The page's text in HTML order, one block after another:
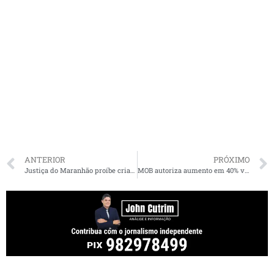
ANTERIOR PRÓXIMO
MOB autoriza aumento em 40% valor das passagens de ônibus intermunicipal no Maranhão. Veja quanto será o reajuste para cada cidade